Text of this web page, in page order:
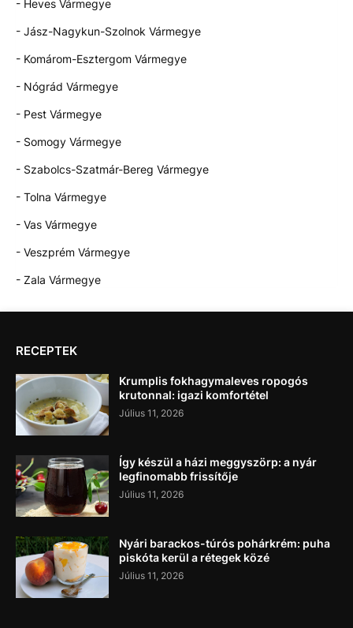
- Heves Vármegye
- Jász-Nagykun-Szolnok Vármegye
- Komárom-Esztergom Vármegye
- Nógrád Vármegye
- Pest Vármegye
- Somogy Vármegye
- Szabolcs-Szatmár-Bereg Vármegye
- Tolna Vármegye
- Vas Vármegye
- Veszprém Vármegye
- Zala Vármegye
RECEPTEK
Krumplis fokhagymaleves ropogós
krutonnal: igazi komfortétel
Július 11, 2026
Így készül a házi meggyszörp: a nyár
legfinomabb frissítője
Július 11, 2026
Nyári barackos-túrós pohárkrém: puha
piskóta kerül a rétegek közé
Július 11, 2026